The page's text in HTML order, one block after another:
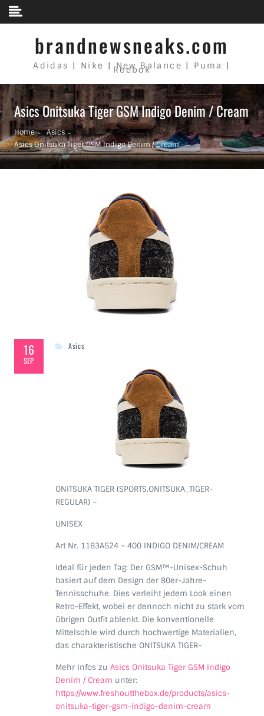
Skip to content
brandnewsneaks.com
Adidas | Nike | New Balance | Puma |
Reebok
Asics Onitsuka Tiger GSM Indigo Denim / Cream
Home
Asics
Asics Onitsuka Tiger GSM Indigo Denim / Cream
16
SEP.
Asics
ONITSUKA TIGER (SPORTS.ONITSUKA_TIGER-
REGULAR) –
UNISEX
Art Nr. 1183A524 – 400 INDIGO DENIM/CREAM
Ideal für jeden Tag: Der GSM™-Unisex-Schuh
basiert auf dem Design der 80er-Jahre-
Tennisschuhe. Dies verleiht jedem Look einen
Retro-Effekt, wobei er dennoch nicht zu stark vom
übrigen Outfit ablenkt. Die konventionelle
Mittelsohle wird durch hochwertige Materialien,
das charakteristische ONITSUKA TIGER-
Mehr Infos zu Asics Onitsuka Tiger GSM Indigo
Denim / Cream unter:
https://www.freshoutthebox.de/products/asics-
onitsuka-tiger-gsm-indigo-denim-cream